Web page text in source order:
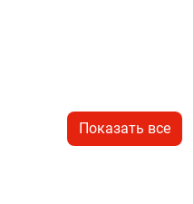
Показать все